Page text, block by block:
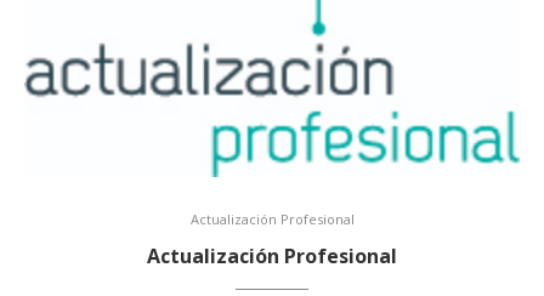
Actualización Profesional
Actualización Profesional